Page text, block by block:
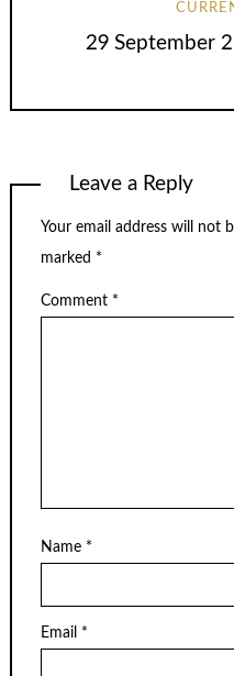
29 September
Leave a Reply
Your email address will not
marked *
Comment *
Name *
Email *